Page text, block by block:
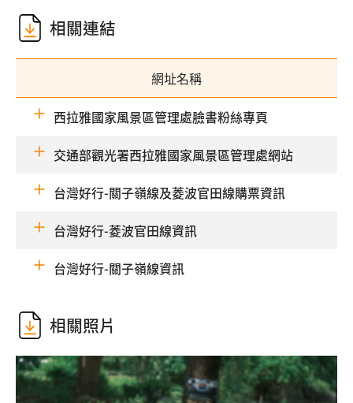
相關連結
網址名稱
西拉雅國家風景區管理處臉書粉絲專頁
交通部觀光署西拉雅國家風景區管理處網站
台灣好行-關子嶺線及菱波官田線購票資訊
台灣好行-菱波官田線資訊
台灣好行-關子嶺線資訊
相關照片